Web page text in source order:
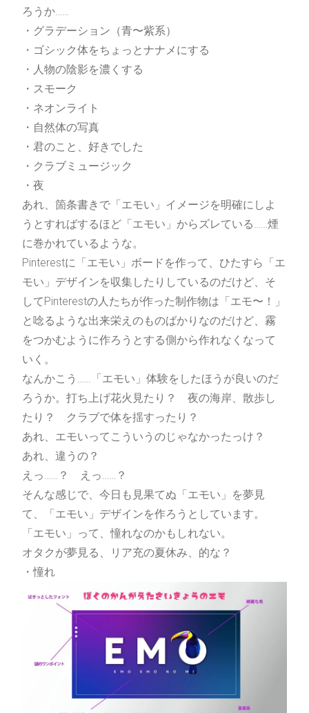
ろうか……
・グラデーション（青〜紫系）
・ゴシック体をちょっとナナメにする
・人物の陰影を濃くする
・スモーク
・ネオンライト
・自然体の写真
・君のこと、好きでした
・クラブミュージック
・夜
あれ、箇条書きで「エモい」イメージを明確にしよ
うとすればするほど「エモい」からズレている……煙
に巻かれているような。
Pinterestに「エモい」ボードを作って、ひたすら「エ
モい」デザインを収集したりしているのだけど、そ
してPinterestの人たちが作った制作物は「エモ〜！」
と唸るような出来栄えのものばかりなのだけど、霧
をつかむように作ろうとする側から作れなくなって
いく。
なんかこう……「エモい」体験をしたほうが良いのだ
ろうか。打ち上げ花火見たり？ 夜の海岸、散歩し
たり？ クラブで体を揺すったり？
あれ、エモいってこういうのじゃなかったっけ？
あれ、違うの？
えっ……？ えっ……？
そんな感じで、今日も見果てぬ「エモい」を夢見
て、「エモい」デザインを作ろうとしています。
「エモい」って、憧れなのかもしれない。
オタクが夢見る、リア充の夏休み、的な？
・憧れ